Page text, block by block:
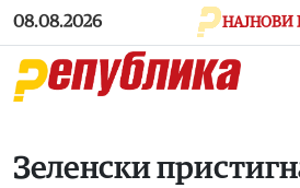
Skip to main content
08.08.2026 НАЈНОВИ
Зеленски